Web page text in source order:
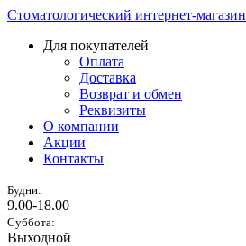
Стоматологический интернет-магазин
Для покупателей
Оплата
Доставка
Возврат и обмен
Реквизиты
О компании
Акции
Контакты
Будни:
9.00-18.00
Суббота:
Выходной